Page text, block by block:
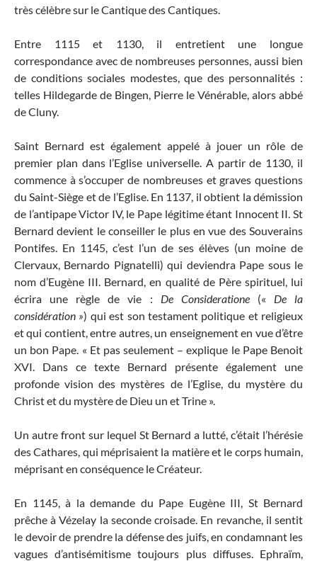
très célèbre sur le Cantique des Cantiques.
Entre 1115 et 1130, il entretient une longue
correspondance avec de nombreuses personnes, aussi bien
de conditions sociales modestes, que des personnalités :
telles Hildegarde de Bingen, Pierre le Vénérable, alors abbé
de Cluny.
Saint Bernard est également appelé à jouer un rôle de
premier plan dans l’Eglise universelle. A partir de 1130, il
commence à s’occuper de nombreuses et graves questions
du Saint-Siège et de l’Eglise. En 1137, il obtient la démission
de l’antipape Victor IV, le Pape légitime étant Innocent II. St
Bernard devient le conseiller le plus en vue des Souverains
Pontifes. En 1145, c’est l’un de ses élèves (un moine de
Clervaux, Bernardo Pignatelli) qui deviendra Pape sous le
nom d’Eugène III. Bernard, en qualité de Père spirituel, lui
écrira une règle de vie : De Consideratione(« De la
considération ») qui est son testament politique et religieux
et qui contient, entre autres, un enseignement en vue d’être
un bon Pape. « Et pas seulement – explique le Pape Benoit
XVI. Dans ce texte Bernard présente également une
profonde vision des mystères de l’Eglise, du mystère du
Christ et du mystère de Dieu un et Trine ».
Un autre front sur lequel St Bernard a lutté, c’était l’hérésie
des Cathares, qui méprisaient la matière et le corps humain,
méprisant en conséquence le Créateur.
En 1145, à la demande du Pape Eugène III, St Bernard
prêche à Vézelay la seconde croisade. En revanche, il sentit
le devoir de prendre la défense des juifs, en condamnant les
vagues d’antisémitisme toujours plus diffuses. Ephraïm,